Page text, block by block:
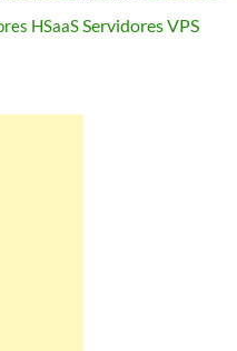
HSaaSServidores VPS